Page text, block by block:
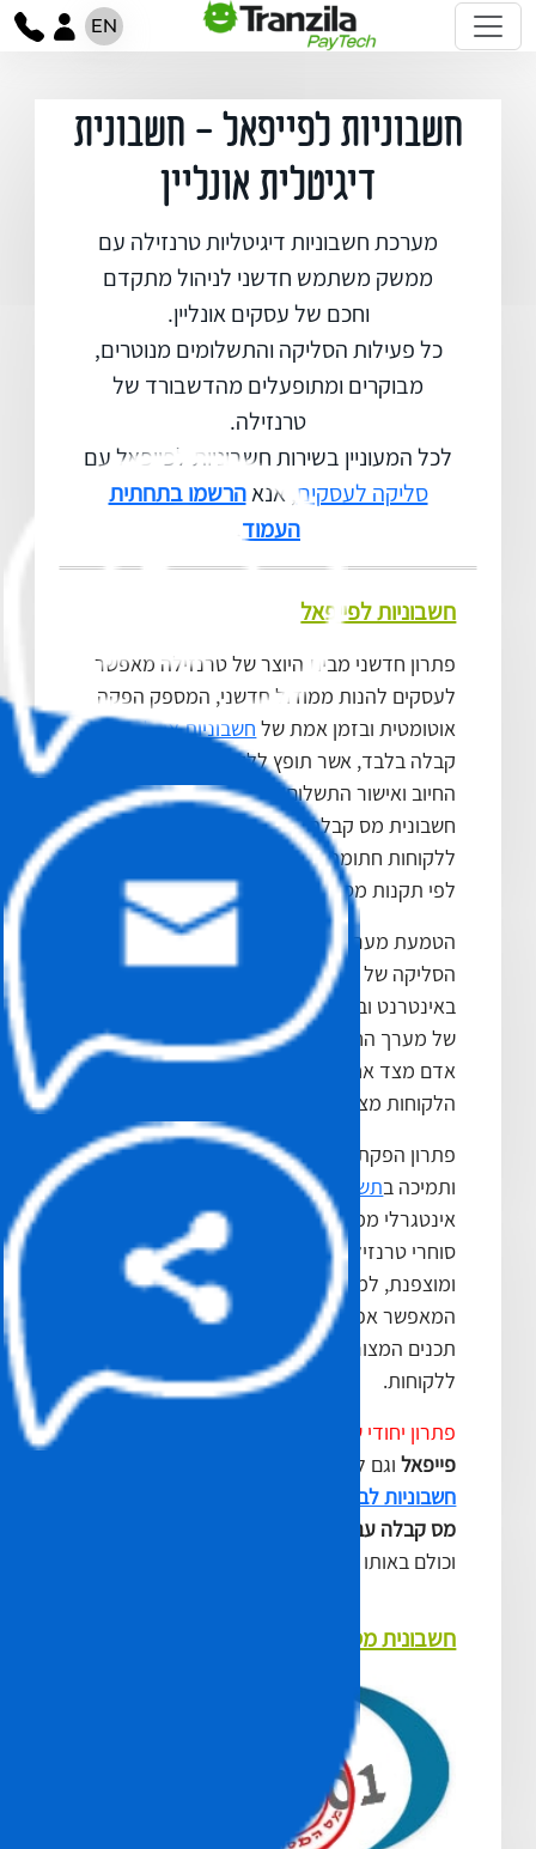
EN
חשבוניות לפייפאל - חשבונית
דיגיטלית אונליין
מערכת חשבוניות דיגיטליות טרנזילה עם
ממשק משתמש חדשני לניהול מתקדם
וחכם של עסקים אונליין.
כל פעילות הסליקה והתשלומים מנוטרים,
מבוקרים ומתופעלים מהדשבורד של
טרנזילה.
לכל המעוניין בשירות חשבוניות לפייפאל עם
סליקה לעסקים , אנאהרשמו בתחתית
העמוד
חשבוניות לפייפאל
פתרון חדשני מבית היוצר של טרנזילה מאפשר
לעסקים להנות ממודול חדשני, המספק הפקה
אוטומטית ובזמן אמת של חשבוניות אונלייןאו
קבלה בלבד, אשר תופץ ללקוחות בסיום תהליך
החיוב ואישור התשלום ע"יפייפאל
(PAYPAL).
חשבונית מס קבלה או קבלה בלבד תשלח
ללקוחות חתומה אלקטרונית, כמסמך ממוחשב
לפי תקנות מס הכנסה.
הטמעת מערכת חשבוניות, בשילוב פתרונות
הסליקה של טרנזילה תקדם כל בעל עסק
באינטרנט ובאונליין, לקראת אוטומציה מלאה
של מערך החיובים מה שמביא לחסכון ניכר בכח
אדם מצד אחד, ושירות מהיר ואמין עבור
הלקוחות מצד שני.
פתרון הפקת אוטומטית של חשבוניות דיגיטליות
ותמיכה בתשלומי פייפאל
אינטגרלי ממערכת טרנזילה סליקה, באופן בו
סוחרי טרנזילה, יקבלו גישה מוגנת סיסמא
ומוצפנת, לממשק ניהול אינטרנטי מתקדם,
המאפשר אפיון תצורת החשבונית ושליטה על
תכנים המצורפים לחשבונית או לקבלה המופצת
ללקוחות.
פתרון יחודי של טרנזילה
פייפאלוגם ל
חשבוניות לביט
מס קבלה עבור תשלומים בהוראת קבע בנקאית
וכולם באותו ממשק !
חשבונית מס מאושרת ע"י הרשויות